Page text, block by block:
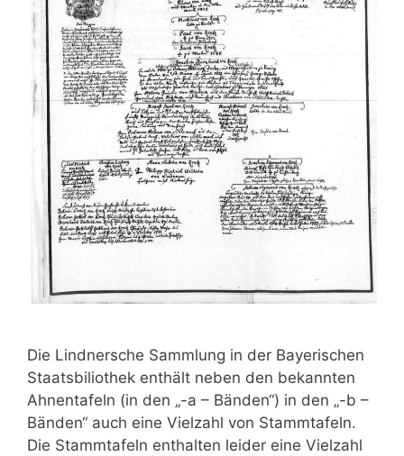
Die Lindnersche Sammlung in der Bayerischen
Staatsbiliothek enthält neben den bekannten
Ahnentafeln (in den „-a – Bänden“) in den „-b –
Bänden“ auch eine Vielzahl von Stammtafeln.
Die Stammtafeln enthalten leider eine Vielzahl